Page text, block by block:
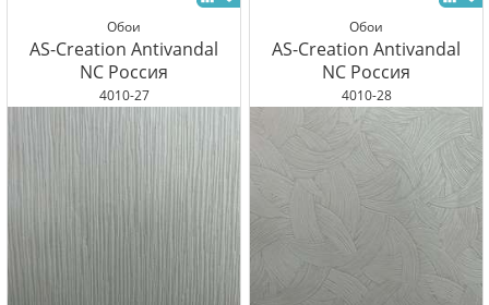
Обои
AS-Creation Antivandal
NC Россия
4010-27
Обои
AS-Creation Antivandal
NC Россия
4010-28